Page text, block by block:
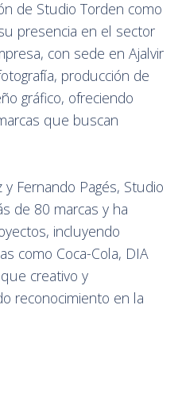
de Studio Torden como
presencia en el sector
con sede en Ajalvir
producción de
gráfico, ofreciendo
que buscan
Fernando Pagés, Studio
de 80 marcas y ha
incluyendo
como Coca-Cola, DIA
creativo y
reconocimiento en la